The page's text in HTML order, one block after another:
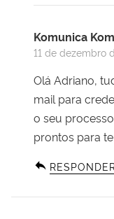
Komunica
11 de dezembro
Olá Adriano,
mail para
o seu
prontos para